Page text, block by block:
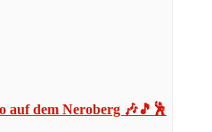
auf dem Neroberg 🎶🎵🕺